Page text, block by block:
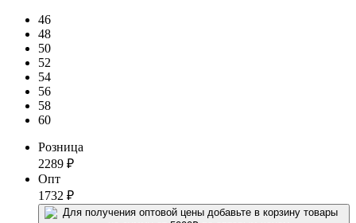
46
48
50
52
54
56
58
60
Розница
2289 ₽
Опт
1732 ₽